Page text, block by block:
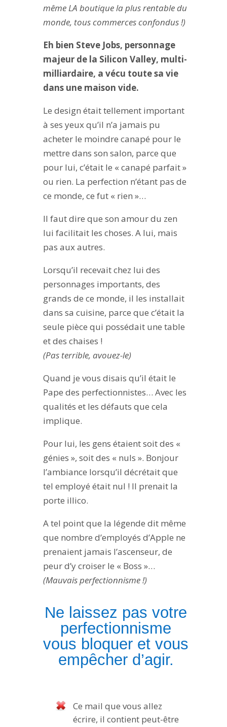
même LA boutique la plus rentable du
monde, tous commerces confondus !)
Eh bien Steve Jobs, personnage
majeur de la Silicon Valley, multi-
milliardaire, a vécu toute sa vie
dans une maison vide.
Le design était tellement important
à ses yeux qu’il n’a jamais pu
acheter le moindre canapé pour le
mettre dans son salon, parce que
pour lui, c’était le « canapé parfait »
ou rien. La perfection n’étant pas de
ce monde, ce fut « rien »…
Il faut dire que son amour du zen
lui facilitait les choses. A lui, mais
pas aux autres.
Lorsqu’il recevait chez lui des
personnages importants, des
grands de ce monde, il les installait
dans sa cuisine, parce que c’était la
seule pièce qui possédait une table
et des chaises !
(Pas terrible, avouez-le)
Quand je vous disais qu’il était le
Pape des perfectionnistes… Avec les
qualités et les défauts que cela
implique.
Pour lui, les gens étaient soit des «
génies », soit des « nuls ». Bonjour
l’ambiance lorsqu’il décrétait que
tel employé était nul ! Il prenait la
porte illico.
A tel point que la légende dit même
que nombre d’employés d’Apple ne
prenaient jamais l’ascenseur, de
peur d’y croiser le « Boss »…
(Mauvais perfectionnisme !)
Ne laissez pas votre
perfectionnisme
vous bloquer et vous
empêcher d’agir.
Ce mail que vous allez
écrire, il contient peut-être